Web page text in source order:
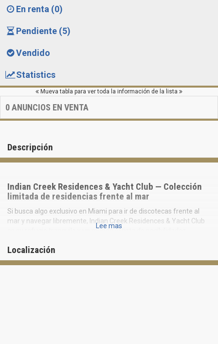
En renta (0)
Pendiente (5)
Vendido
Statistics
Mueva tabla para ver toda la información de la lista
0ANUNCIOS EN VENTA
Descripción
Indian Creek Residences & Yacht Club — Colección
limitada de residencias frente al mar
Si busca algo exclusivo en Miami para ir de discotecas frente al
mar y navegar libremente, Indian Creek Residences & Yacht Club
es su refugio tranquilo y un mundo elitista de posibilidades
Las suaves líneas ondulantes del diseño arquitectónico forman
una magnífica imagen escultórica del edificio de ocho plantas. La
Lee mas
Localización